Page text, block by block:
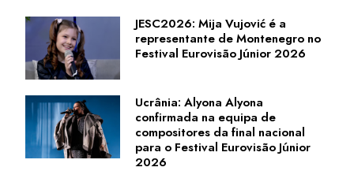
JESC2026: Mija Vujović é a
representante de Montenegro no
Festival Eurovisão Júnior 2026
Ucrânia: Alyona Alyona
confirmada na equipa de
compositores da final nacional
para o Festival Eurovisão Júnior
2026